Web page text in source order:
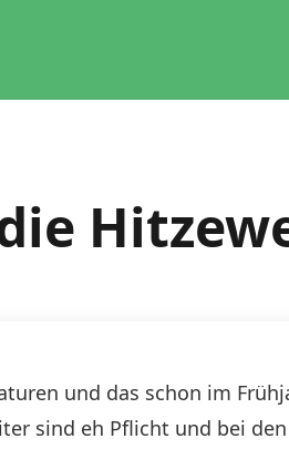
und das schon im
sind eh Pflicht und bei